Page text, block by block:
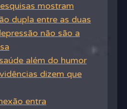
mostram
dupla entre as duas
não são a
além do humor
dizem que
entra